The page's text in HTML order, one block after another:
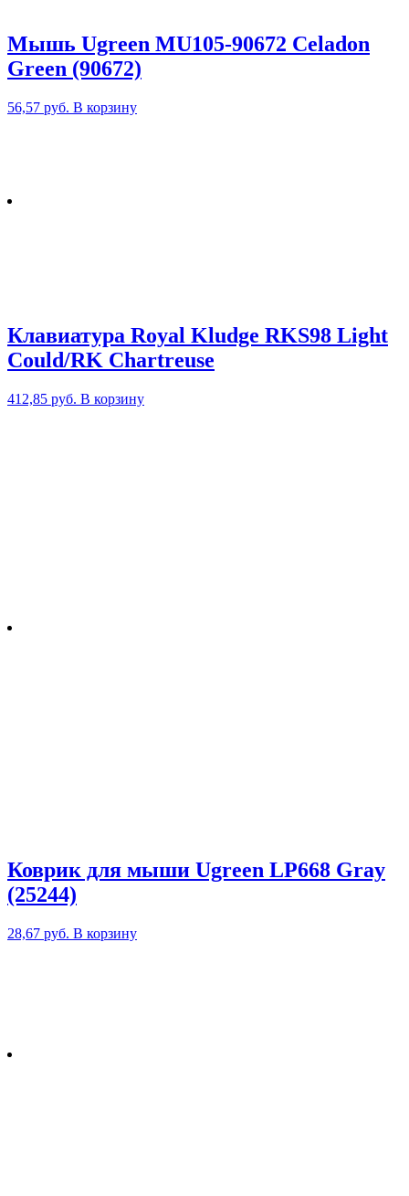
Мышь Ugreen MU105-90672 Celadon
Green (90672)
56,57 руб. В корзину
Клавиатура Royal Kludge RKS98 Light
Could/RK Chartreuse
412,85 руб. В корзину
Коврик для мыши Ugreen LP668 Gray
(25244)
28,67 руб. В корзину